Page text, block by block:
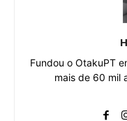
Fundou o OtakuPT
mais de 60 mil